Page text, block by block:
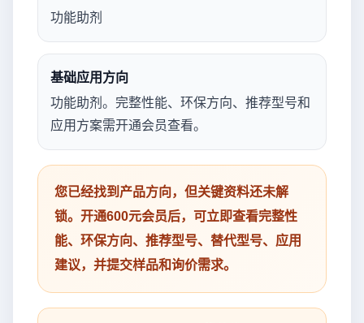
功能助剂
基础应用方向
功能助剂。完整性能、环保方向、推荐型号和
应用方案需开通会员查看。
您已经找到产品方向，但关键资料还未解
锁。开通600元会员后，可立即查看完整性
能、环保方向、推荐型号、替代型号、应用
建议，并提交样品和询价需求。